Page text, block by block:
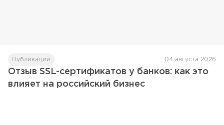
Публикации 04 августа 2026
Отзыв SSL-сертификатов у банков: как это
влияет на российский бизнес